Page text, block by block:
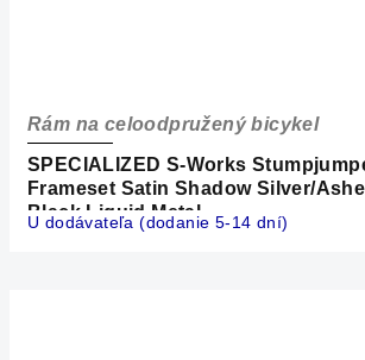
SPECIALIZED S-Works
Frameset Satin Shadow Silver/
Black Liquid Metal
Rám na celoodpružený bicykel
U dodávateľa (dodanie 5-14 dní)